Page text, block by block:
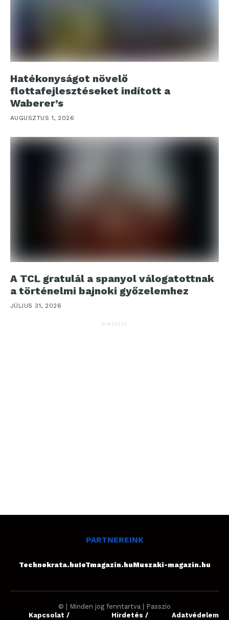
Hatékonyságot növelő
flottafejlesztéseket indított a
Waberer’s
AUGUSZTUS 1, 2026
A TCL gratulál a spanyol válogatottnak
a történelmi bajnoki győzelemhez
JÚLIUS 31, 2026
HIRDETÉS
PARTNEREINK
Technokrata.huIoTmagazin.huMuszaki-magazin.hu
© | Minden jog fenntartva | Passzio
Kapcsolat /
Hirdetés /
Adatvédelem